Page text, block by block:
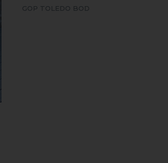
GOP TOLEDO BOD